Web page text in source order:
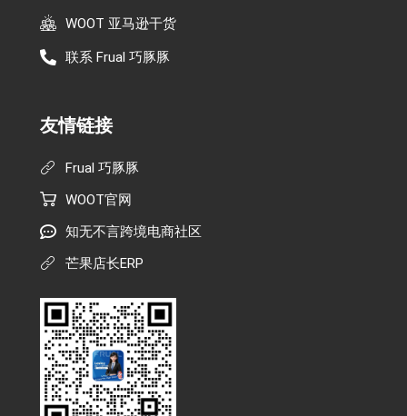
WOOT 亚马逊干货
联系 Frual 巧豚豚
友情链接
Frual 巧豚豚
WOOT官网
知无不言跨境电商社区
芒果店长ERP